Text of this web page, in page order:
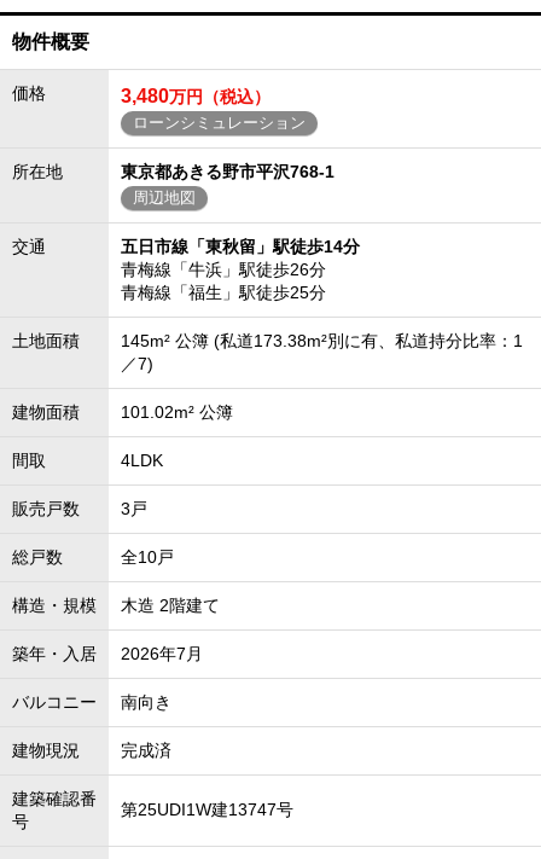
物件概要
価格 3,480万円（税込）
ローンシミュレーション
所在地 東京都あきる野市平沢768-1
周辺地図
交通
五日市線「東秋留」駅徒歩14分
青梅線「牛浜」駅徒歩26分
青梅線「福生」駅徒歩25分
土地面積
145m² 公簿 (私道173.38m²別に有、私道持分比率：1
／7)
建物面積 101.02m² 公簿
間取 4LDK
販売戸数 3戸
総戸数 全10戸
構造・規模 木造 2階建て
築年・入居 2026年7月
バルコニー 南向き
建物現況 完成済
建築確認番
号
第25UDI1W建13747号